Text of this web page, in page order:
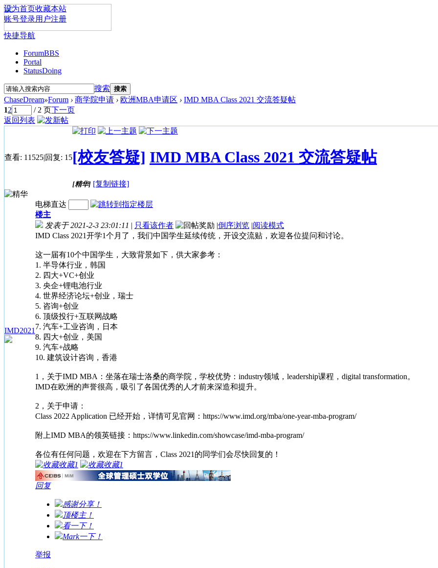
设为首页收藏本站
账号登录用户注册
快捷导航
ForumBBS
Portal
StatusDoing
搜索 搜索
ChaseDream»Forum › 商学院申请 › 欧洲MBA申请区 › IMD MBA Class 2021 交流答疑帖
12 / 2 页下一页
返回列表
查看: 11525|回复: 15[校友答疑] IMD MBA Class 2021 交流答疑帖
[精华] [复制链接]
IMD2021
电梯直达
楼主
发表于 2021-2-3 23:01:11 | 只看该作者 |倒序浏览 |阅读模式
IMD Class 2021开学1个月了，我们中国学生延续传统，开设交流贴，欢迎各位提问和讨论。
这一届有10个中国学生，大致背景如下，供大家参考：
1. 半导体行业，韩国
2. 四大+VC+创业
3. 央企+锂电池行业
4. 世界经济论坛+创业，瑞士
5. 咨询+创业
6. 顶级投行+互联网战略
7. 汽车+工业咨询，日本
8. 四大+创业，美国
9. 汽车+战略
10. 建筑设计咨询，香港
1，关于IMD MBA：坐落在瑞士洛桑的商学院，学校优势：industry领域，leadership课程，digital transformation。
IMD在欧洲的声誉很高，吸引了各国优秀的人才前来深造和提升。
2，关于申请：
Class 2022 Application 已经开始，详情可见官网：https://www.imd.org/mba/one-year-mba-program/
附上IMD MBA的领英链接：https://www.linkedin.com/showcase/imd-mba-program/
各位有任何问题，欢迎在下方留言，Class 2021的同学们会尽快回复的！
收藏1 收藏1
回复
感谢分享！
顶楼主！
看一下！
Mark一下！
举报